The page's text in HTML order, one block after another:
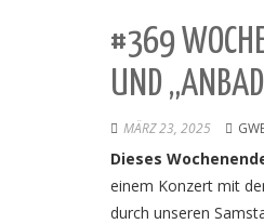
#369
UND
MÄRZ 23, 2025
Dieses
einem Konzert mit
durch unseren